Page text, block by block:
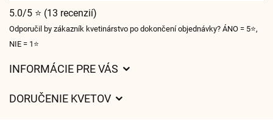
5.0/5 ⭐ (13 recenzií)
Odporučil by zákazník kvetinárstvo po dokončení objednávky? ÁNO = 5⭐,
NIE = 1⭐
INFORMÁCIE PRE VÁS
DORUČENIE KVETOV